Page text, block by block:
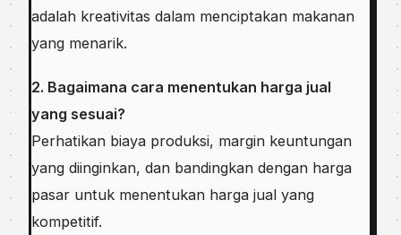
adalah kreativitas dalam menciptakan makanan
yang menarik.
2. Bagaimana cara menentukan harga jual
yang sesuai?
Perhatikan biaya produksi, margin keuntungan
yang diinginkan, dan bandingkan dengan harga
pasar untuk menentukan harga jual yang
kompetitif.